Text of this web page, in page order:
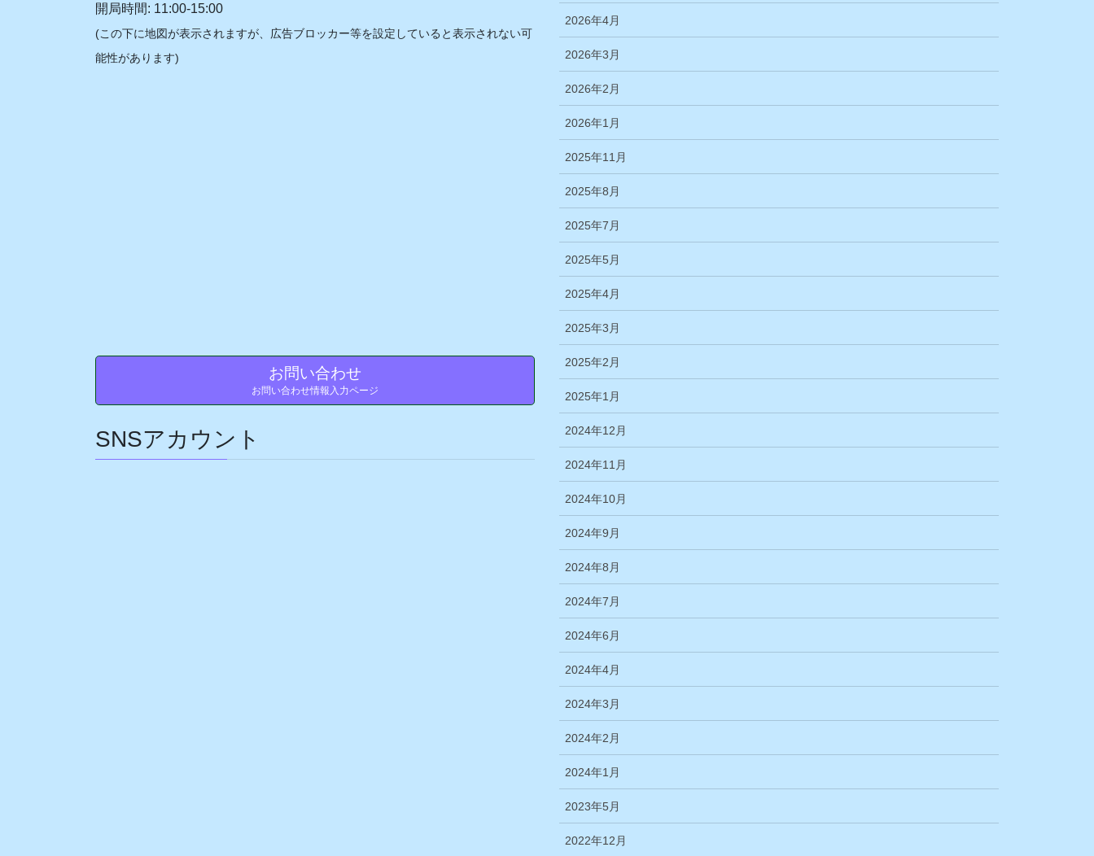
開局時間: 11:00-15:00
(この下に地図が表示されますが、広告ブロッカー等を設定していると表示されない可
能性があります)
お問い合わせ
お問い合わせ情報入力ページ
SNSアカウント
2026年4月
2026年3月
2026年2月
2026年1月
2025年11月
2025年8月
2025年7月
2025年5月
2025年4月
2025年3月
2025年2月
2025年1月
2024年12月
2024年11月
2024年10月
2024年9月
2024年8月
2024年7月
2024年6月
2024年4月
2024年3月
2024年2月
2024年1月
2023年5月
2022年12月